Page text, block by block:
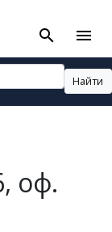
search menu
Найти
оф.